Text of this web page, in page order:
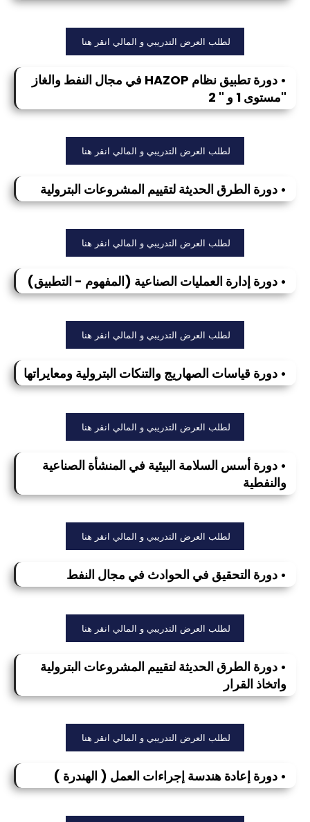
لطلب العرض التدريبي و المالي انقر هنا
• دورة تطبيق نظام HAZOP في مجال النفط والغاز
"مستوى 1 و " 2
لطلب العرض التدريبي و المالي انقر هنا
• دورة الطرق الحديثة لتقييم المشروعات البترولية
لطلب العرض التدريبي و المالي انقر هنا
• دورة إدارة العمليات الصناعية (المفهوم - التطبيق)
لطلب العرض التدريبي و المالي انقر هنا
• دورة قياسات الصهاريج والتنكات البترولية ومعايراتها
لطلب العرض التدريبي و المالي انقر هنا
• دورة أسس السلامة البيئية في المنشأة الصناعية
والنفطية
لطلب العرض التدريبي و المالي انقر هنا
• دورة التحقيق في الحوادث في مجال النفط
لطلب العرض التدريبي و المالي انقر هنا
• دورة الطرق الحديثة لتقييم المشروعات البترولية
واتخاذ القرار
لطلب العرض التدريبي و المالي انقر هنا
• دورة إعادة هندسة إجراءات العمل ( الهندرة )